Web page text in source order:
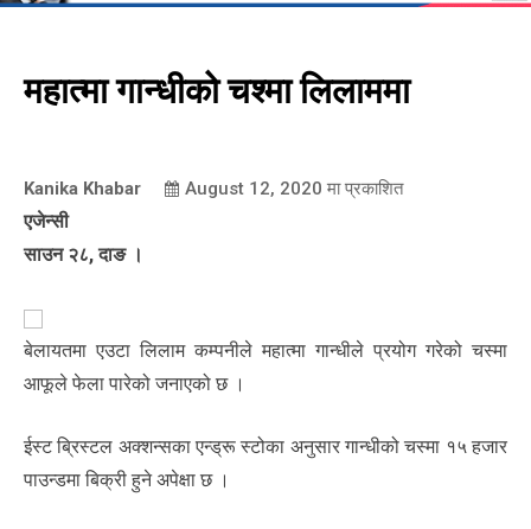
महात्मा गान्धीको चश्मा लिलाममा
Kanika Khabar August 12, 2020 मा प्रकाशित
एजेन्सी
साउन २८, दाङ ।
बेलायतमा एउटा लिलाम कम्पनीले महात्मा गान्धीले प्रयोग गरेको चस्मा
आफूले फेला पारेको जनाएको छ ।
ईस्ट ब्रिस्टल अक्शन्सका एन्ड्रू स्टोका अनुसार गान्धीको चस्मा १५ हजार
पाउन्डमा बिक्री हुने अपेक्षा छ ।